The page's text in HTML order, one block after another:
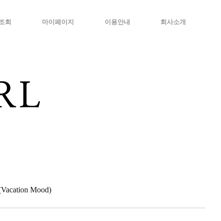
회 마이페이지 이용안내 회사소개
Mood)